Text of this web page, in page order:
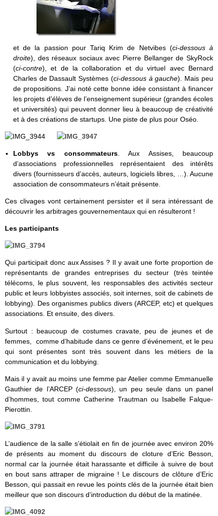
et de la passion pour Tariq Krim de Netvibes (ci-dessous à
droite), des réseaux sociaux avec Pierre Bellanger de SkyRock
(ci-contre), et de la collaboration et du virtuel avec Bernard
Charles de Dassault Systèmes (ci-dessous à gauche). Mais peu
de propositions. J’ai noté cette bonne idée consistant à financer
les projets d’élèves de l’enseignement supérieur (grandes écoles
et universités) qui peuvent donner lieu à beaucoup de créativité
et à des créations de startups. Une piste de plus pour Oséo.
Lobbys vs consommateurs. Aux Assises, beaucoup
d’associations professionnelles représentaient des intérêts
divers (fournisseurs d’accès, auteurs, logiciels libres, …). Aucune
association de consommateurs n’était présente.
Ces clivages vont certainement persister et il sera intéressant de
découvrir les arbitrages gouvernementaux qui en résulteront !
Les participants
Qui participait donc aux Assises ? Il y avait une forte proportion de
représentants de grandes entreprises du secteur (très teintée
télécoms, le plus souvent, les responsables des activités secteur
public et leurs lobbyistes associés, soit internes, soit de cabinets de
lobbying). Des organismes publics divers (ARCEP, etc) et quelques
associations. Et ensuite, des divers.
Surtout : beaucoup de costumes cravate, peu de jeunes et de
femmes, comme d’habitude dans ce genre d’événement, et le peu
qui sont présentes sont très souvent dans les métiers de la
communication et du lobbying.
Mais il y avait au moins une femme par Atelier comme Emmanuelle
Gauthier de l’ARCEP (ci-dessous), un peu seule dans un panel
d’hommes, tout comme Catherine Trautman ou Isabelle Falque-
Pierottin.
L’audience de la salle s’étiolait en fin de journée avec environ 20%
de présents au moment du discours de cloture d’Eric Besson,
normal car la journée était harassante et difficile à suivre de bout
en bout sans attraper de migraine ! Le discours de clôture d’Eric
Besson, qui passait en revue les points clés de la journée était bien
meilleur que son discours d’introduction du début de la matinée.